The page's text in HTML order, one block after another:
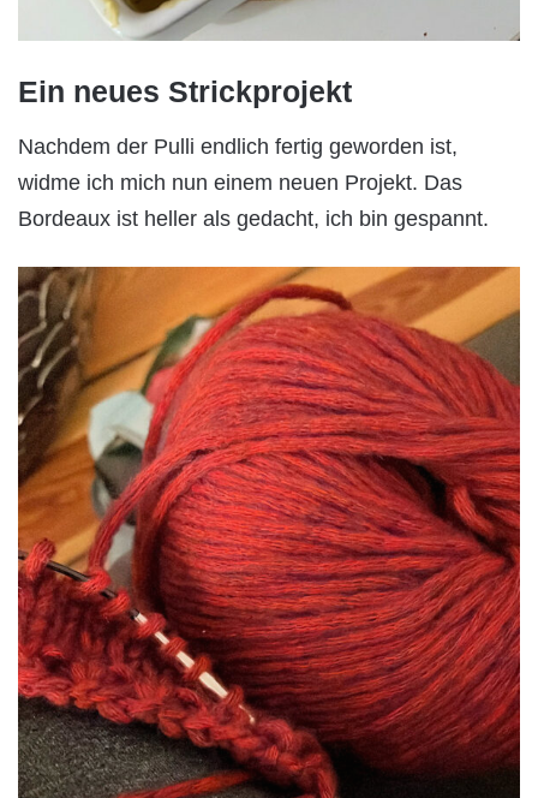
Ein neues Strickprojekt
Nachdem der Pulli endlich fertig geworden ist,
widme ich mich nun einem neuen Projekt. Das
Bordeaux ist heller als gedacht, ich bin gespannt.